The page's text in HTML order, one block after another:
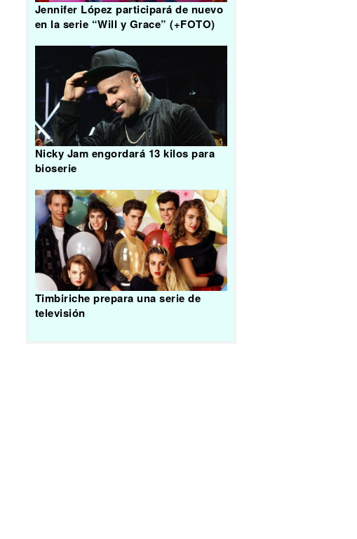
Jennifer López participará de nuevo
en la serie “Will y Grace” (+FOTO)
Nicky Jam engordará 13 kilos para
bioserie
Timbiriche prepara una serie de
televisión